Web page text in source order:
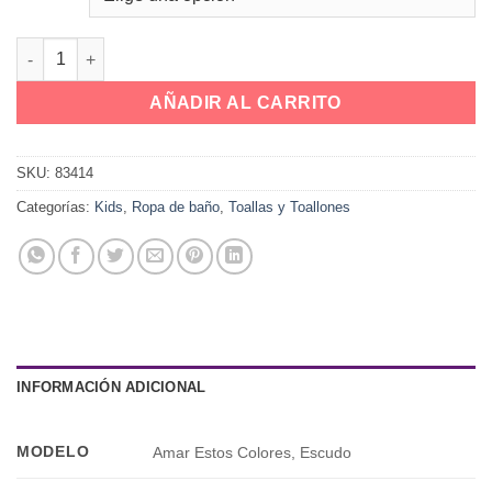
Toallon Playero Microfibra Newells Old Boys cantidad
AÑADIR AL CARRITO
SKU: 83414
Categorías: Kids Ropa de baño Toallas y Toallones
INFORMACIÓN ADICIONAL
MODELO Amar Estos Colores, Escudo